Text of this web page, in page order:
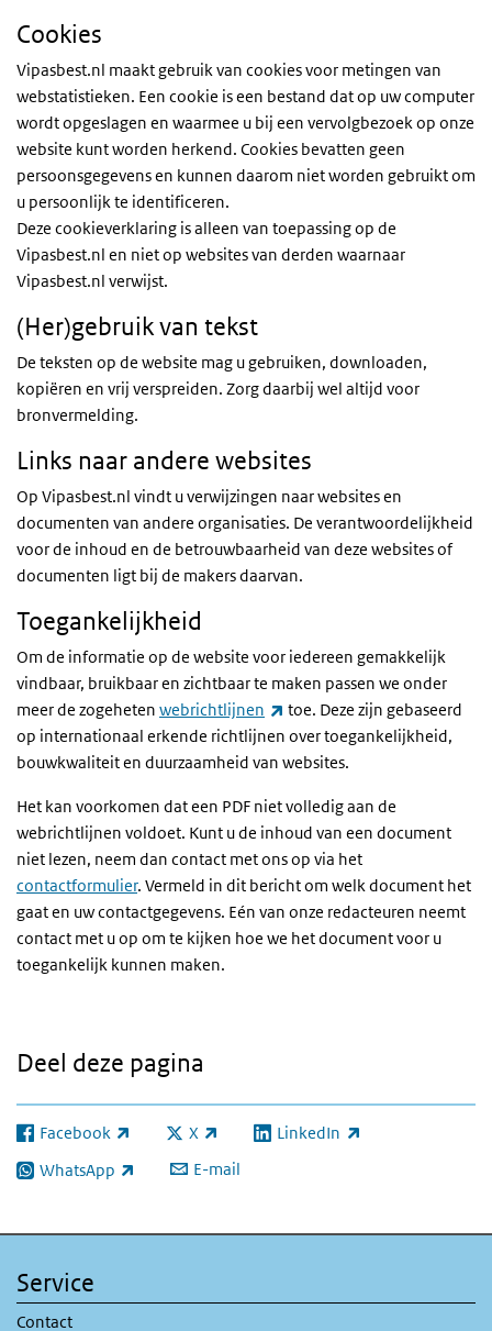
Cookies
Vipasbest.nl maakt gebruik van cookies voor metingen van
webstatistieken. Een cookie is een bestand dat op uw computer
wordt opgeslagen en waarmee u bij een vervolgbezoek op onze
website kunt worden herkend. Cookies bevatten geen
persoonsgegevens en kunnen daarom niet worden gebruikt om
u persoonlijk te identificeren.
Deze cookieverklaring is alleen van toepassing op de
Vipasbest.nl en niet op websites van derden waarnaar
Vipasbest.nl verwijst.
(Her)gebruik van tekst
De teksten op de website mag u gebruiken, downloaden,
kopiëren en vrij verspreiden. Zorg daarbij wel altijd voor
bronvermelding.
Links naar andere websites
Op Vipasbest.nl vindt u verwijzingen naar websites en
documenten van andere organisaties. De verantwoordelijkheid
voor de inhoud en de betrouwbaarheid van deze websites of
documenten ligt bij de makers daarvan.
Toegankelijkheid
Om de informatie op de website voor iedereen gemakkelijk
vindbaar, bruikbaar en zichtbaar te maken passen we onder
meer de zogeheten webrichtlijnen (externe link)
toe. Deze zijn gebaseerd
op internationaal erkende richtlijnen over toegankelijkheid,
bouwkwaliteit en duurzaamheid van websites.
Het kan voorkomen dat een PDF niet volledig aan de
webrichtlijnen voldoet. Kunt u de inhoud van een document
niet lezen, neem dan contact met ons op via het
contactformulier. Vermeld in dit bericht om welk document het
gaat en uw contactgegevens. Eén van onze redacteuren neemt
contact met u op om te kijken hoe we het document voor u
toegankelijk kunnen maken.
Deel deze pagina
Facebook
(externe link) X
(externe link) LinkedIn
(externe link)
WhatsApp
(externe link) E-mail
Service
Contact